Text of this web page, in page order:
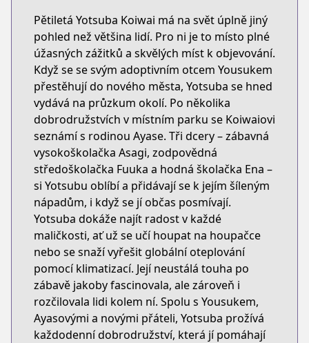
Pětiletá Yotsuba Koiwai má na svět úplně jiný
pohled než většina lidí. Pro ni je to místo plné
úžasných zážitků a skvělých míst k objevování.
Když se se svým adoptivním otcem Yousukem
přestěhují do nového města, Yotsuba se hned
vydává na průzkum okolí. Po několika
dobrodružstvích v místním parku se Koiwaiovi
seznámí s rodinou Ayase. Tři dcery – zábavná
vysokoškolačka Asagi, zodpovědná
středoškolačka Fuuka a hodná školačka Ena –
si Yotsubu oblíbí a přidávají se k jejím šíleným
nápadům, i když se jí občas posmívají.
Yotsuba dokáže najít radost v každé
maličkosti, ať už se učí houpat na houpačce
nebo se snaží vyřešit globální oteplování
pomocí klimatizací. Její neustálá touha po
zábavě jakoby fascinovala, ale zároveň i
rozčilovala lidi kolem ní. Spolu s Yousukem,
Ayasovými a novými přáteli, Yotsuba prožívá
každodenní dobrodružství, která jí pomáhají